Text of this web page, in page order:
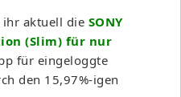
aktuell die SONY
(Slim) für nur
für eingeloggte
den 15,97%-igen